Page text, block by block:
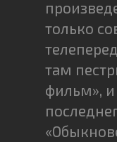
только
там
фильм»,